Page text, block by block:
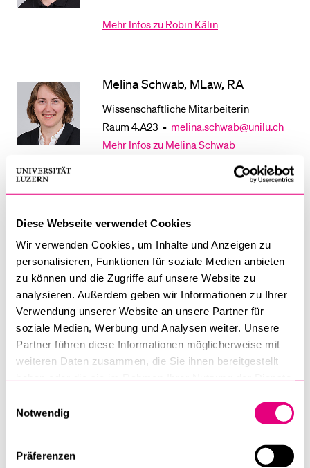
Diese Webseite verwendet Cookies
Wir verwenden Cookies, um Inhalte und Anzeigen zu
personalisieren, Funktionen für soziale Medien anbieten
zu können und die Zugriffe auf unsere Website zu
analysieren. Außerdem geben wir Informationen zu Ihrer
Verwendung unserer Website an unsere Partner für
soziale Medien, Werbung und Analysen weiter. Unsere
Partner führen diese Informationen möglicherweise mit
weiteren Daten zusammen, die Sie ihnen bereitgestellt
Notwendig
Präferenzen
Mehr Infos zu Robin Kälin
Melina Schwab, MLaw, RA
Wissenschaftliche Mitarbeiterin
Raum 4.A23 • melina.schwab@unilu.ch
Mehr Infos zu Melina Schwab
Hilfsassistentin
Raum INS-2 •neisa.rosenheim@unilu.ch
Marc Woodtli
Studentische Hilfskraft
Raum INS-2 • marc.woodtli@unilu.ch